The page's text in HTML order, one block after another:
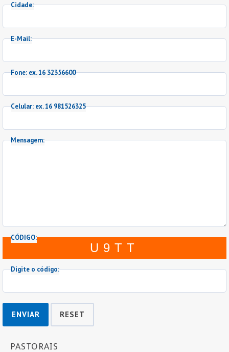
Cidade:
E-Mail:
Fone: ex. 16 32356600
Celular: ex. 16 981526325
Mensagem:
CÓDIGO:
U9TT
Digite o código:
ENVIAR RESET
PASTORAIS